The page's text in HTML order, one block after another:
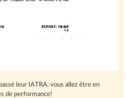
leur IATRA, vous allez être en
de performance!